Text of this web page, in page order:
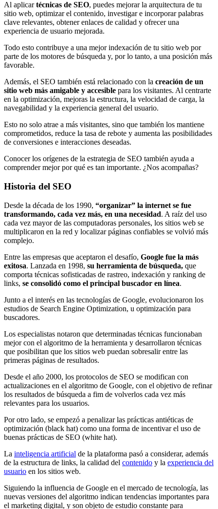
Al aplicartécnicas de SEO, puedes mejorar la arquitectura de tu
sitio web, optimizar el contenido, investigar e incorporar palabras
clave relevantes, obtener enlaces de calidad y ofrecer una
experiencia de usuario mejorada.
Todo esto contribuye a una mejor indexación de tu sitio web por
parte de los motores de búsqueda y, por lo tanto, a una posición más
favorable.
Además, el SEO también está relacionado con la creación de un
sitio web más amigable y accesible para los visitantes. Al centrarte
en la optimización, mejoras la estructura, la velocidad de carga, la
navegabilidad y la experiencia general del usuario.
Esto no solo atrae a más visitantes, sino que también los mantiene
comprometidos, reduce la tasa de rebote y aumenta las posibilidades
de conversiones e interacciones deseadas.
Conocer los orígenes de la estrategia de SEO también ayuda a
comprender mejor por qué es tan importante. ¿Nos acompañas?
Historia del SEO
Desde la década de los 1990, “organizar” la internet se fue
transformando, cada vez más, en una necesidad. A raíz del uso
cada vez mayor de las computadoras personales, los sitios web se
multiplicaron en la red y localizar páginas confiables se volvió más
complejo.
Entre las empresas que aceptaron el desafío, Google fue la más
exitosa. Lanzada en 1998, su herramienta de búsqueda, que
comporta técnicas sofisticadas de rastreo, indexación y ranking de
links, se consolidó como el principal buscador en línea.
Junto a el interés en las tecnologías de Google, evolucionaron los
estudios de Search Engine Optimization, u optimización para
buscadores.
Los especialistas notaron que determinadas técnicas funcionaban
mejor con el algoritmo de la herramienta y desarrollaron técnicas
que posibilitan que los sitios web puedan sobresalir entre las
primeras páginas de resultados.
Desde el año 2000, los protocolos de SEO se modifican con
actualizaciones en el algoritmo de Google, con el objetivo de refinar
los resultados de búsqueda a fim de volverlos cada vez más
relevantes para los usuarios.
Por otro lado, se empezó a penalizar las prácticas antiéticas de
optimización (black hat) como una forma de incentivar el uso de
buenas prácticas de SEO (white hat).
La inteligencia artificial de la plataforma pasó a considerar, además
de la estructura de links, la calidad del contenido y la experiencia del
usuario en los sitios web.
Siguiendo la influencia de Google en el mercado de tecnología, las
nuevas versiones del algoritmo indican tendencias importantes para
el marketing digital, y son objeto de estudio constante para